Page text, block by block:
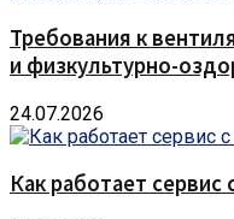
Требования к
и физкультурно-
24.07.2026
Как работает